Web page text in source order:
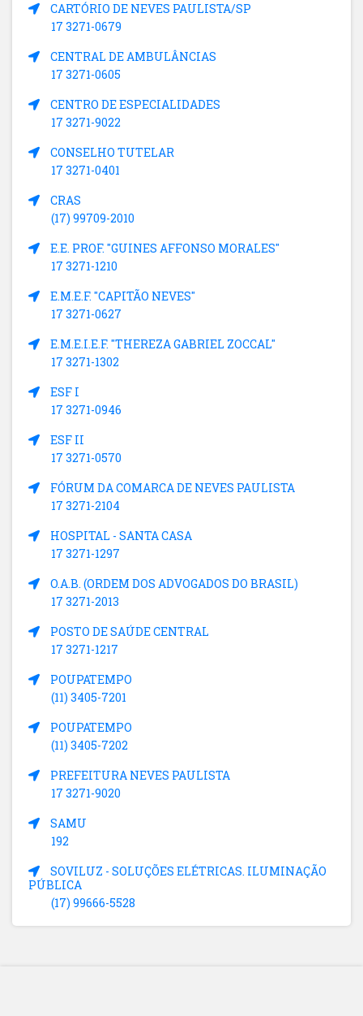
CARTÓRIO DE NEVES PAULISTA/SP
17 3271-0679
CENTRAL DE AMBULÂNCIAS
17 3271-0605
CENTRO DE ESPECIALIDADES
17 3271-9022
CONSELHO TUTELAR
17 3271-0401
CRAS
(17) 99709-2010
E.E. PROF. "GUINES AFFONSO MORALES"
17 3271-1210
E.M.E.F. "CAPITÃO NEVES"
17 3271-0627
E.M.E.I.E.F. "THEREZA GABRIEL ZOCCAL"
17 3271-1302
ESF I
17 3271-0946
ESF II
17 3271-0570
FÓRUM DA COMARCA DE NEVES PAULISTA
17 3271-2104
HOSPITAL - SANTA CASA
17 3271-1297
O.A.B. (ORDEM DOS ADVOGADOS DO BRASIL)
17 3271-2013
POSTO DE SAÚDE CENTRAL
17 3271-1217
POUPATEMPO
(11) 3405-7201
POUPATEMPO
(11) 3405-7202
PREFEITURA NEVES PAULISTA
17 3271-9020
SAMU
192
SOVILUZ - SOLUÇÕES ELÉTRICAS. ILUMINAÇÃO
PÚBLICA
(17) 99666-5528